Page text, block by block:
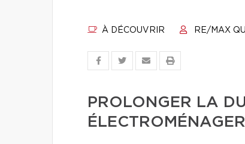
À DÉCOUVRIR RE/MAX
PROLONGER LA